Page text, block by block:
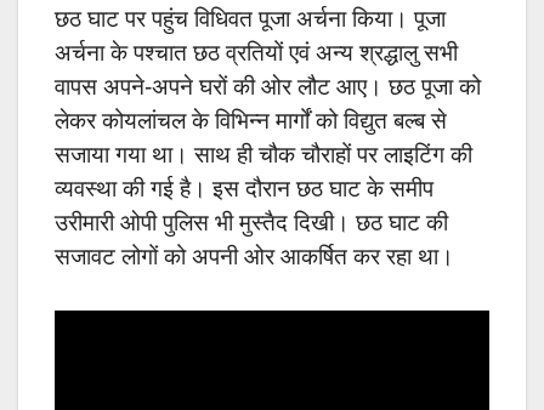
छठ घाट पर पहुंच विधिवत पूजा अर्चना किया। पूजा
अर्चना के पश्चात छठ व्रतियों एवं अन्य श्रद्धालु सभी
वापस अपने-अपने घरों की ओर लौट आए। छठ पूजा को
लेकर कोयलांचल के विभिन्न मार्गों को विद्युत बल्ब से
सजाया गया था। साथ ही चौक चौराहों पर लाइटिंग की
व्यवस्था की गई है। इस दौरान छठ घाट के समीप
उरीमारी ओपी पुलिस भी मुस्तैद दिखी। छठ घाट की
सजावट लोगों को अपनी ओर आकर्षित कर रहा था।